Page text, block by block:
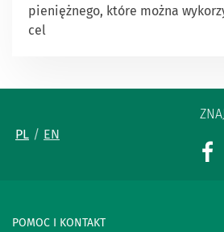
pieniężnego, które można
cel
PL EN
POMOC I KONTAKT